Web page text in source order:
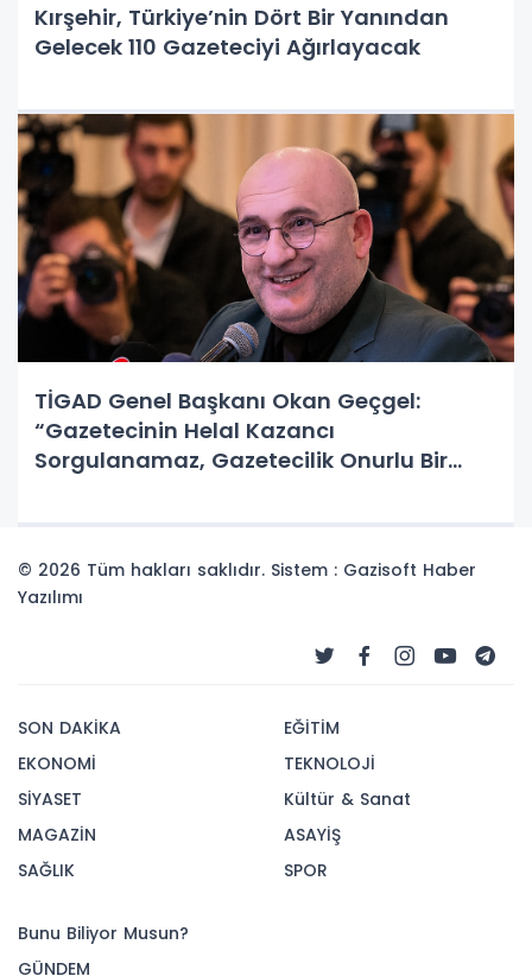
Kırşehir, Türkiye’nin Dört Bir Yanından
Gelecek 110 Gazeteciyi Ağırlayacak
TİGAD Genel Başkanı Okan Geçgel:
“Gazetecinin Helal Kazancı
Sorgulanamaz, Gazetecilik Onurlu Bir
© 2026 Tüm hakları saklıdır. Sistem : Gazisoft Haber
Yazılımı
SON DAKİKA
EKONOMİ
SİYASET
MAGAZİN
SAĞLIK
EĞİTİM
TEKNOLOJİ
Kültür & Sanat
ASAYİŞ
SPOR
Bunu Biliyor Musun?
GÜNDEM